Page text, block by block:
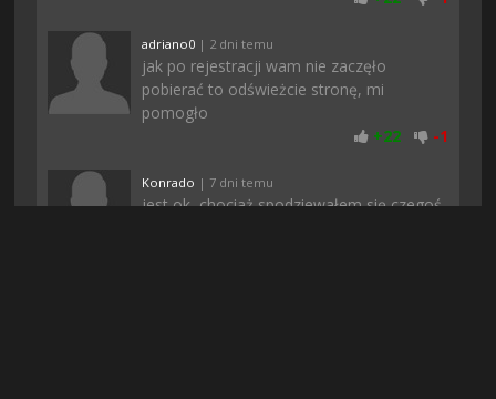
adriano0 | 2 dni temu
jak po rejestracji wam nie zaczęło
pobierać to odświeżcie stronę, mi
pomogło
+22 -1
Konrado | 7 dni temu
jest ok, chociaż spodziewałem się czegoś